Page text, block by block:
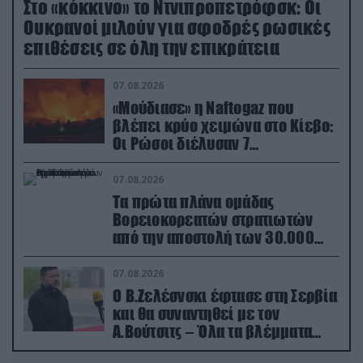
Στο «κόκκινο» το Ντνιπροπετρόφσκ: Οι
Ουκρανοί μιλούν για σφοδρές ρωσικές
επιθέσεις σε όλη την επικράτεια
07.08.2026
«Μούδιασε» η Naftogaz που
βλέπει κρύο χειμώνα στο Κίεβο:
Οι Ρώσοι διέλυσαν 7
εγκαταστάσεις του ουκρανικού
κολοσσού!
07.08.2026
Τα πρώτα πλάνα ομάδας
Βορειοκορεατών στρατιωτών
από την αποστολή των 30.000
που έφτασαν στη Ρωσία (βίντεο)
07.08.2026
Ο Β.Ζελέσνσκι έφτασε στη Σερβία
και θα συναντηθεί με τον
Α.Βούτσιτς – Όλα τα βλέμματα
στις σχέσεις με τη Ρωσία